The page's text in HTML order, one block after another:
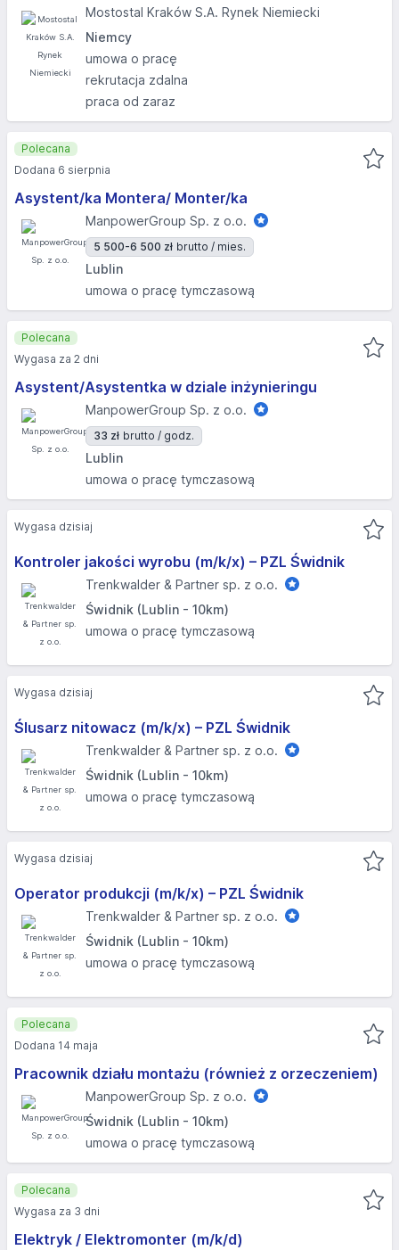
Mostostal Kraków S.A. Rynek Niemiecki
Niemcy
umowa o pracę
rekrutacja zdalna
praca od zaraz
Asystent/ka Montera/ Monter/ka
ManpowerGroup Sp. z o.o.
5 500-6 500 zł brutto / mies.
Lublin
umowa o pracę tymczasową
Polecana
Dodana 6 sierpnia
Asystent/Asystentka w dziale inżynieringu
ManpowerGroup Sp. z o.o.
33 zł brutto / godz.
Lublin
umowa o pracę tymczasową
Polecana
Wygasa za 2 dni
Kontroler jakości wyrobu (m/k/x) – PZL Świdnik
Trenkwalder & Partner sp. z o.o.
Świdnik (Lublin - 10km)
umowa o pracę tymczasową
Wygasa dzisiaj
Ślusarz nitowacz (m/k/x) – PZL Świdnik
Trenkwalder & Partner sp. z o.o.
Świdnik (Lublin - 10km)
umowa o pracę tymczasową
Wygasa dzisiaj
Operator produkcji (m/k/x) – PZL Świdnik
Trenkwalder & Partner sp. z o.o.
Świdnik (Lublin - 10km)
umowa o pracę tymczasową
Wygasa dzisiaj
Pracownik działu montażu (również z orzeczeniem)
ManpowerGroup Sp. z o.o.
Świdnik (Lublin - 10km)
umowa o pracę tymczasową
Polecana
Dodana 14 maja
Elektryk / Elektromonter (m/k/d)
Polecana
Wygasa za 3 dni